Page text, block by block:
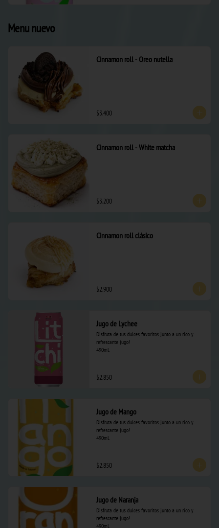
Menu nuevo
Cinnamon roll - Oreo nutella
$3.400
Cinnamon roll - White matcha
$3.200
Cinnamon roll clásico
$2.900
Jugo de Lychee
Disfruta de tus dulces favoritos junto a un rico y
refrescante jugo!
490ml.
$2.850
Jugo de Mango
Disfruta de tus dulces favoritos junto a un rico y
refrescante jugo!
490ml.
$2.850
Jugo de Naranja
Disfruta de tus dulces favoritos junto a un rico y
refrescante jugo!
490ml.